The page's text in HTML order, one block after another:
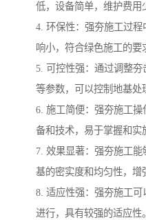
低，设备简单，维护费用
4. 环保性：强夯施工过
响小，符合绿色施工的要
5. 可控性强：通过调整
等参数，可以控制地基处
6. 施工简便：强夯施工
备和技术，易于掌握和实
7. 效果显著：强夯施工
基的密实度和均匀性，增
8. 适应性强：强夯施工
进行，具有较强的适应性。